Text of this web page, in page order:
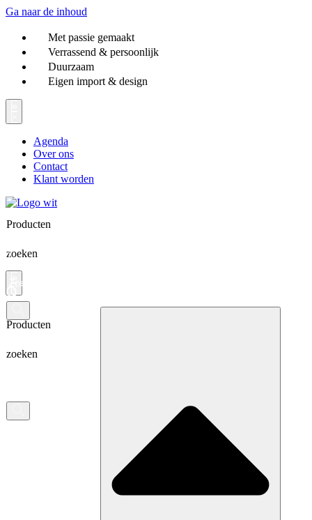
Ga naar de inhoud
Met passie gemaakt
Verrassend & persoonlijk
Duurzaam
Eigen import & design
Agenda
Over ons
Contact
Klant worden
Producten
zoeken
Producten
zoeken